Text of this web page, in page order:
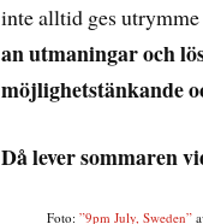
inte alltid ges
an utmaningar och
möjlighetstänkande
Då lever sommaren
Foto:”9pm July, Sweden”